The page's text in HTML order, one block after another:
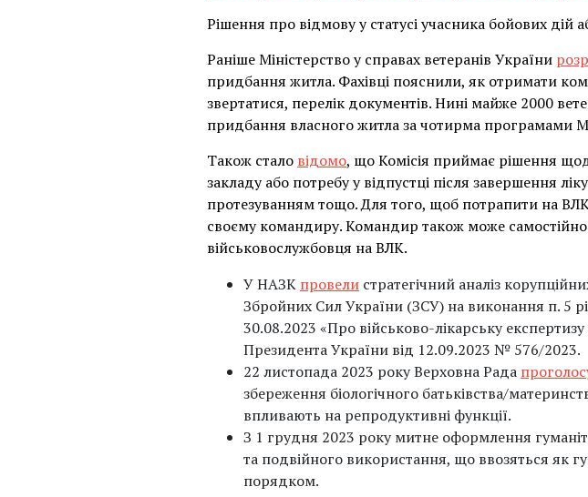
Рішення про відмову у статусі учасника бойових
Раніше Міністерство у справах ветеранів України
придбання житла. Фахівці пояснили, як отримати
звертатися, перелік документів. Нині майже 2000
придбання власного житла за чотирма програмами
Також стало відомо, що Комісія приймає рішення
закладу або потребу у відпустці після завершення
протезуванням тощо. Для того, щоб потрапити на
своєму командиру. Командир також може самостійно
військовослужбовця на ВЛК.
У НАЗК провели стратегічний аналіз
Збройних Сил України (ЗСУ) на виконання п. 5
30.08.2023 «Про військово-лікарську
Президента України від 12.09.2023 № 576/2023.
22 листопада 2023 року Верховна Рада
збереження біологічного батьківства/
впливають на репродуктивні функції.
З 1 грудня 2023 року митне оформлення
та подвійного використання, що ввозяться як
порядком.